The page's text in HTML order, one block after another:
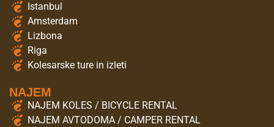
Istanbul
Amsterdam
Lizbona
Riga
Kolesarske ture in izleti
NAJEM
NAJEM KOLES / BICYCLE RENTAL
NAJEM AVTODOMA / CAMPER RENTAL